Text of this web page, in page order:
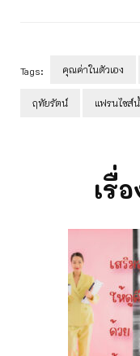
Tags: คุณค่าในตัวเอง
ฤทัยรัตน์ แฟรนไชส์
เรื่